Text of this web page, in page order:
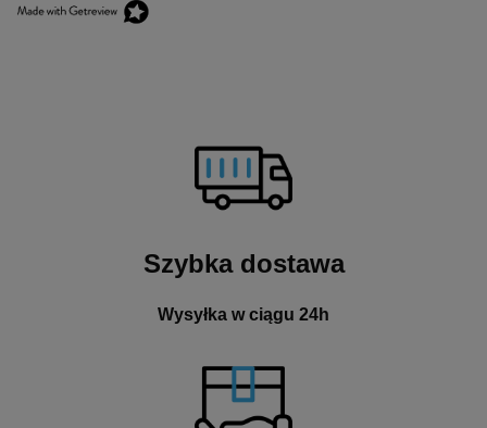
Szybka dostawa
Wysyłka w ciągu 24h